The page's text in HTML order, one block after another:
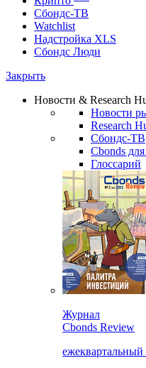
Сбондс-ТВ
Watchlist
Надстройка XLS
Сбондс Люди
Закрыть
Новости & Research
Новости
Research
Сбондс-ТВ
Cbonds
Глоссарий
Журнал
Cbonds Review